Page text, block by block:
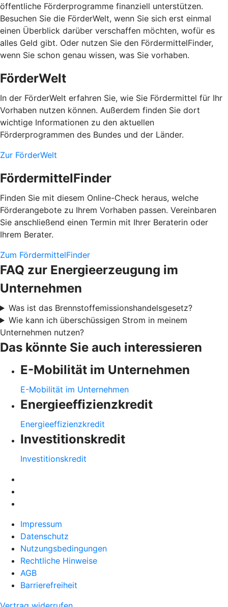
öffentliche Förderprogramme finanziell unterstützen.
Besuchen Sie die FörderWelt, wenn Sie sich erst einmal
einen Überblick darüber verschaffen möchten, wofür es
alles Geld gibt. Oder nutzen Sie den FördermittelFinder,
wenn Sie schon genau wissen, was Sie vorhaben.
FörderWelt
In der FörderWelt erfahren Sie, wie Sie Fördermittel für Ihr
Vorhaben nutzen können. Außerdem finden Sie dort
wichtige Informationen zu den aktuellen
Förderprogrammen des Bundes und der Länder.
Zur FörderWelt
FördermittelFinder
Finden Sie mit diesem Online-Check heraus, welche
Förderangebote zu Ihrem Vorhaben passen. Vereinbaren
Sie anschließend einen Termin mit Ihrer Beraterin oder
Ihrem Berater.
Zum FördermittelFinder
FAQ zur Energieerzeugung im
Unternehmen
Was ist das Brennstoffemissionshandelsgesetz?
Wie kann ich überschüssigen Strom in meinem
Unternehmen nutzen?
Das könnte Sie auch interessieren
E-Mobilität im Unternehmen
E-Mobilität im Unternehmen
Energieeffizienzkredit
Energieeffizienzkredit
Investitionskredit
Investitionskredit
Impressum
Datenschutz
Nutzungsbedingungen
Rechtliche Hinweise
AGB
Barrierefreiheit